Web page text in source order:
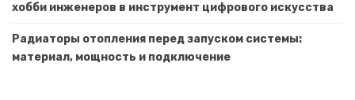
хобби инженеров в инструмент цифрового искусства
Радиаторы отопления перед запуском системы:
материал, мощность и подключение